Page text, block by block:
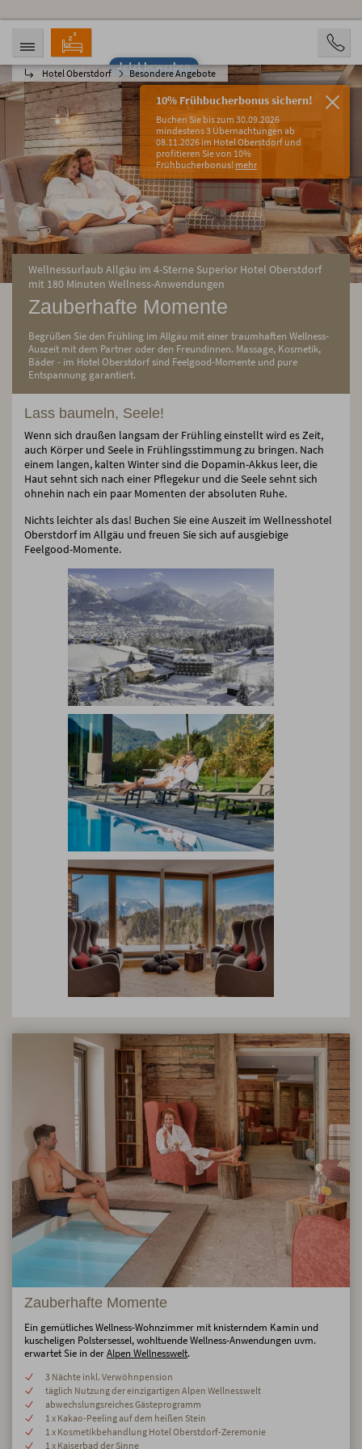
Jetzt bewerben
Hotel Oberstdorf Besondere Angebote
10% Frühbucherbonus sichern!
Buchen Sie bis zum 30.09.2026
mindestens 3 Übernachtungen ab
08.11.2026 im Hotel Oberstdorf und
profitieren Sie von 10%
Frühbucherbonus! mehr
ANREISE
08.08.2026
ABREISE
13.08.2026
PERSONEN
2 Personen
BUCHEN
Wellnessurlaub Allgäu im 4-Sterne Superior Hotel Oberstdorf
mit 180 Minuten Wellness-Anwendungen
Zauberhafte Momente
Begrüßen Sie den Frühling im Allgäu mit einer traumhaften Wellness-
Auszeit mit dem Partner oder den Freundinnen. Massage, Kosmetik,
Bäder - im Hotel Oberstdorf sind Feelgood-Momente und pure
Entspannung garantiert.
Lass baumeln, Seele!
Wenn sich draußen langsam der Frühling einstellt wird es Zeit,
auch Körper und Seele in Frühlingsstimmung zu bringen. Nach
einem langen, kalten Winter sind die Dopamin-Akkus leer, die
Haut sehnt sich nach einer Pflegekur und die Seele sehnt sich
ohnehin nach ein paar Momenten der absoluten Ruhe.
Nichts leichter als das! Buchen Sie eine Auszeit im Wellnesshotel
Oberstdorf im Allgäu und freuen Sie sich auf ausgiebige
Feelgood-Momente.
Zauberhafte Momente
Ein gemütliches Wellness-Wohnzimmer mit knisterndem Kamin und
kuscheligen Polstersessel, wohltuende Wellness-Anwendungen uvm.
erwartet Sie in derAlpen Wellnesswelt.
3 Nächte inkl. Verwöhnpension
täglich Nutzung der einzigartigen Alpen Wellnesswelt
abwechslungsreiches Gästeprogramm
1 x Kakao-Peeling auf dem heißen Stein
1 x Kosmetikbehandlung Hotel Oberstdorf-Zeremonie
1 x Kaiserbad der Sinne